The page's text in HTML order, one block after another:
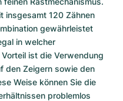
insgesamt 120 Zähnen
gewährleistet
in welcher
ist die Verwendung
den Zeigern sowie den
Weise können Sie die
problemlos